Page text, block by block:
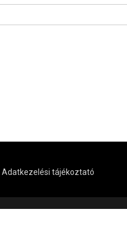
Adatkezelési tájékoztató